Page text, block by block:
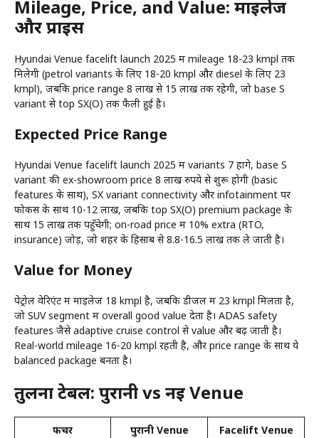
Mileage, Price, and Value: माइलेज
और प्राइस
Hyundai Venue facelift launch 2025 में mileage 18-23 kmpl तक
मिलेगी (petrol variants के लिए 18-20 kmpl और diesel के लिए 23
kmpl), जबकि price range 8 लाख से 15 लाख तक रहेगी, जो base S
variant से top SX(O) तक फैली हुई है।
Expected Price Range
Hyundai Venue facelift launch 2025 में variants 7 होंगे, base S
variant की ex-showroom price 8 लाख रुपये से शुरू होगी (basic
features के साथ), SX variant connectivity और infotainment पर
फोकस के साथ 10-12 लाख, जबकि top SX(O) premium package के
साथ 15 लाख तक पहुँचेगी; on-road price में 10% extra (RTO,
insurance) जोड़ें, जो शहर के हिसाब से 8.8-16.5 लाख तक ले जाती है।
Value for Money
पेट्रोल वेरिएंट में माइलेज 18 kmpl है, जबकि डीजल में 23 kmpl मिलता है,
जो SUV segment में overall good value देता है। ADAS safety
features जैसे adaptive cruise control से value और बढ़ जाती है।
Real-world mileage 16-20 kmpl रहती है, और price range के साथ ये
balanced package बनता है।
तुलना टेबल: पुरानी vs नई Venue
फीचर पुरानी Venue Facelift Venue